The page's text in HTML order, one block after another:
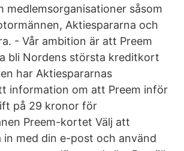
medlemsorganisationer såsom
Aktiespararna och
- Vår ambition är att Preem
bli Nordens största kreditkort
har Aktiespararnas
information om att Preem inför
på 29 kronor för
Preem-kortet Välj att
in med din e-post och använd